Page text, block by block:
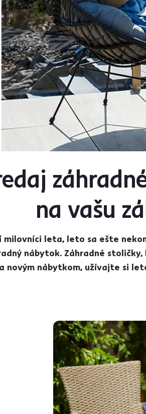
na vašu
milovníci leta, leto sa ešte
nábytok. Záhradné
novým nábytkom, užívajte si